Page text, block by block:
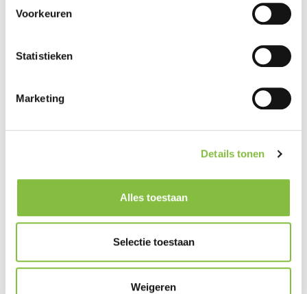
Voorkeuren
Statistieken
Marketing
Details tonen
Alles toestaan
Selectie toestaan
Weigeren